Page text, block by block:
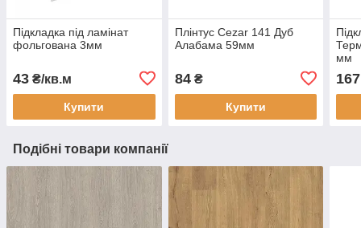
Підкладка під ламінат
фольгована 3мм
43 ₴/кв.м
Купити
Плінтус Cezar 141 Дуб
Алабама 59мм
84₴
Купити
мм
167
Подібні товари компанії